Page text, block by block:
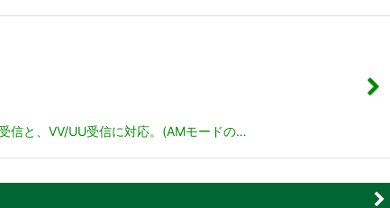
信と、VV/UU受信に対応。(AMモードの…